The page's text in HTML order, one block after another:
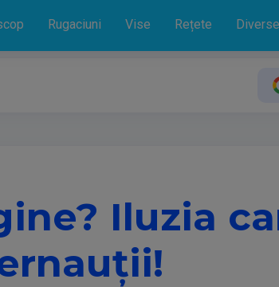
Rugaciuni Vise Rețete Diverse
Iluzia